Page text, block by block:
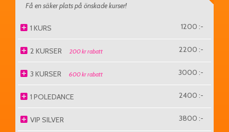
Få en säker plats på önskade kurser!
1 KURS 1200 :-
2 KURSER 200 kr rabatt 2200 :-
3 KURSER 600 kr rabatt 3000 :-
1 POLEDANCE 2400 :-
VIP SILVER 3800 :-